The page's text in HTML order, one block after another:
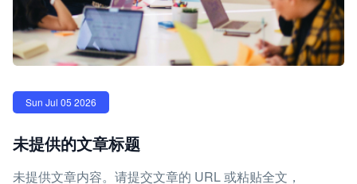
Sun Jul 05 2026
未提供的文章标题
未提供文章内容。请提交文章的 URL 或粘贴全文，